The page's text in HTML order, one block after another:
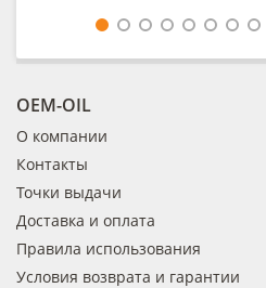
OEM-OIL
О компании
Контакты
Точки выдачи
Доставка и оплата
Правила использования
Условия возврата и гарантии